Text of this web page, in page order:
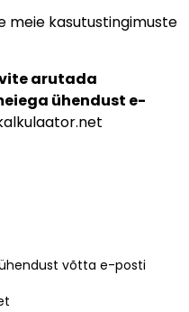
meie kasutustingimuste
arutada
ühendust e-
võtta e-posti